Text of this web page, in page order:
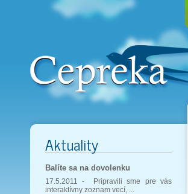
Aktuality
Balíte sa na dovolenku
17.5.2011 - Pripravili sme pre vás
interaktívny zoznam vecí, ...